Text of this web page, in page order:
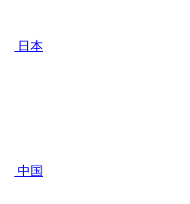
日本
中国